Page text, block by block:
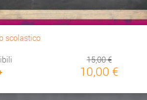
scolastico
15,00 €
10,00 €